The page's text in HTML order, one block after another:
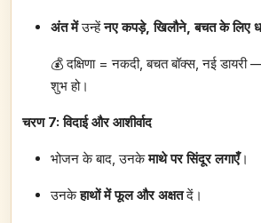
अंत मेंउन्हेंनए कपड़े, खिलौने, बचत के लिए
💰 दक्षिणा = नकदी, बचत बॉक्स, नई
शुभ हो।
चरण 7: विदाई और आशीर्वाद
भोजन के बाद, उनकेमाथे पर सिंदूर लगाएँ।
उनकेहाथों में फूल और अक्षतदें।